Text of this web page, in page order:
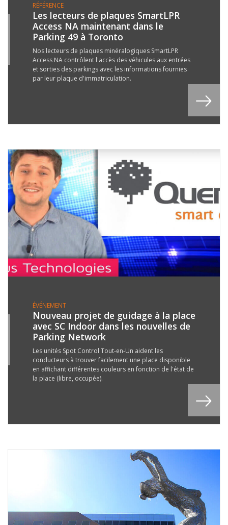
RÉFÉRENCE
Les lecteurs de plaques SmartLPR
Access NA maintenant dans le
Parking 49 à Toronto
Nos lecteurs de plaques minéralogiques SmartLPR
Access NA contrôlent l'accès des véhicules aux entrées
et sorties des parkings avec les informations fournies
par leur plaque d'immatriculation.
ÉVÉNEMENT
Nouveau projet de guidage à la place
avec SC Indoor dans les nouvelles de
Parking Network
Les unités Spot Control Tout-en-Un aident les
conducteurs à trouver facilement une place disponible
en affichant différentes couleurs en fonction de l'état de
la place (libre, occupée).